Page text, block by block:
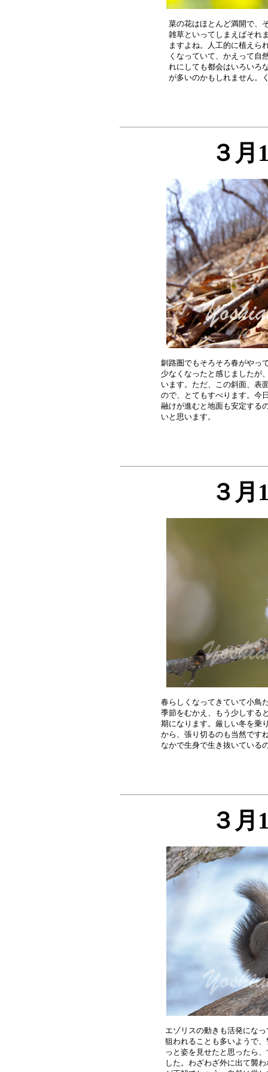
菜の花はほとんど満開で、
雑草といってしまえばそれ
ますよね。人工的に植えら
くなっていて、かえって自
れにしても都会はいろいろ
３月
釧路圏でもそろそろ春がやっ
少なくなったと感じましたが
います。ただ、この斜面、表
ので、とてもすべります。今
融けが進むと地面も安定する
３月
春らしくなってきていて小鳥
季節をむかえ、もう少しする
期になります。厳しい冬を乗
から、張り切るのも当然です
３月
エゾリスの動きも活発にな
狙われることも多いようで
っと姿を見せたと思ったら
した。わざわざ外に出て襲